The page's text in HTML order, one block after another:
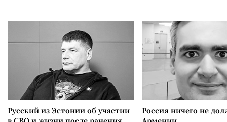
Русский из Эстонии об участии
Россия ничего не